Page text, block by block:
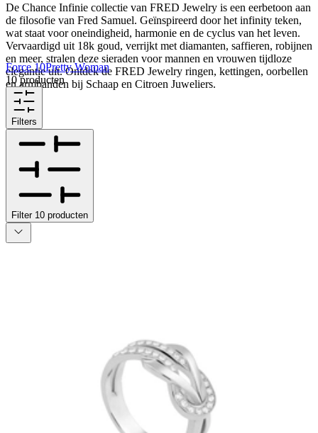
De Chance Infinie collectie van FRED Jewelry is een eerbetoon aan
de filosofie van Fred Samuel. Geïnspireerd door het infinity teken,
wat staat voor oneindigheid, harmonie en de cyclus van het leven.
Vervaardigd uit 18k goud, verrijkt met diamanten, saffieren, robijnen
en meer, stralen deze sieraden voor mannen en vrouwen tijdloze
elegantie uit. Ontdek de FRED Jewelry ringen, kettingen, oorbellen
en armbanden bij Schaap en Citroen Juweliers.
Force 10Pretty Woman
10 producten
Filters
Filter 10 producten